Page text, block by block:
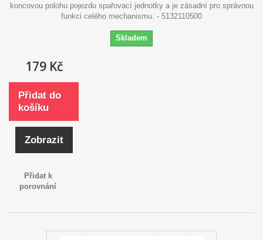
koncovou polohu pojezdu spařovací jednotky a je zásadní pro správnou
funkci celého mechanismu. - 5132110500
Skladem
179 Kč
Přidat do
košíku
Zobrazit
Přidat k
porovnání